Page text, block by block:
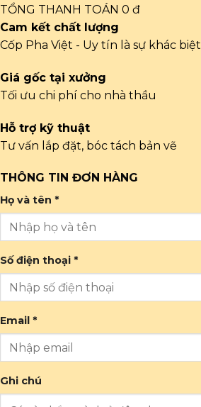
TỔNG THANH TOÁN 0 đ
Cam kết chất lượng
Cốp Pha Việt - Uy tín là sự khác biệt
Giá gốc tại xưởng
Tối ưu chi phí cho nhà thầu
Hỗ trợ kỹ thuật
Tư vấn lắp đặt, bóc tách bản vẽ
THÔNG TIN ĐƠN HÀNG
Họ và tên *
Số điện thoại *
Email *
Ghi chú